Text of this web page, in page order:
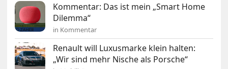
Kommentar: Das ist mein „Smart Home
Dilemma“
in Kommentar
Renault will Luxusmarke klein halten:
„Wir sind mehr Nische als Porsche“